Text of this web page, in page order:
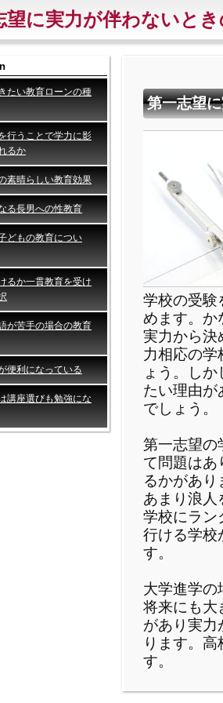
望に実力が伴わないと
たい教育ローンの種
行うことで学力に影
るか
素晴らしい教育効果
る長男への性教育
どもの教育につい
るか一貫教育を受け
が苦手の場合の教育
便利になっている
講座選びも勉強にな
第一志望
学校の受験
めます。か
実力から決
力相応の学
ょう。し
たい理由が
でしょう。
第一志望の
て問題はあ
るかがあ
あまり浪人
学校にラン
行ける学校
す。
大学進学の
将来にも大
があり実力
ります。
す。